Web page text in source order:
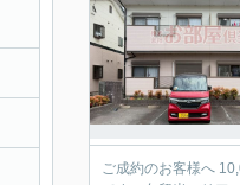
ご成約のお客様へ